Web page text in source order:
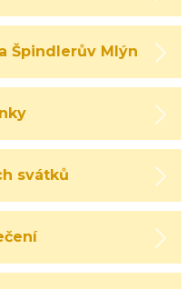
Špindlerův Mlýn
svátků